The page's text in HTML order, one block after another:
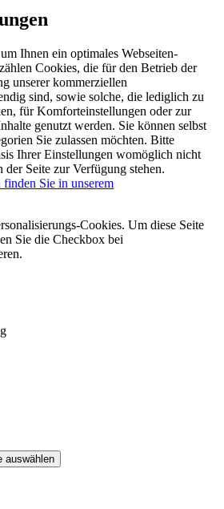
Ihnen ein optimales Webseiten-
Cookies, die für den Betrieb der
unserer kommerziellen
sind, sowie solche, die lediglich zu
für Komforteinstellungen oder zur
genutzt werden. Sie können selbst
Sie zulassen möchten. Bitte
Ihrer Einstellungen womöglich nicht
Seite zur Verfügung stehen.
Sie in unserem
Cookies. Um diese Seite
Sie die Checkbox bei
auswählen